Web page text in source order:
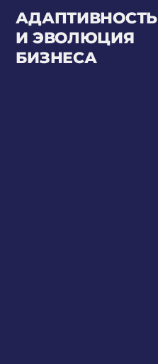
АДАПТИВНОСТЬ
И ЭВОЛЮЦИЯ
БИЗНЕСА